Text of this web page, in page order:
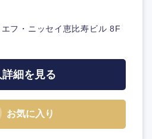
フ・ニッセイ恵比寿ビル 8F
細を見る
お気に入り